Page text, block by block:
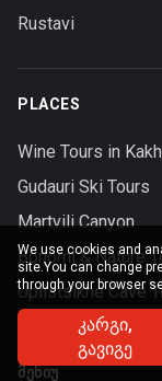
Rustavi
PLACES
Wine Tours in
Gudauri Ski Tours
Martvili Canyon
Borjomi & Nature
Uplistsikhe Cave
ᲛᲔᲜᲘᲣ
We use cookies and
site.You can change
through your browser
ᲙᲐᲠᲒᲘ,
ᲒᲐᲕᲘᲒᲔ